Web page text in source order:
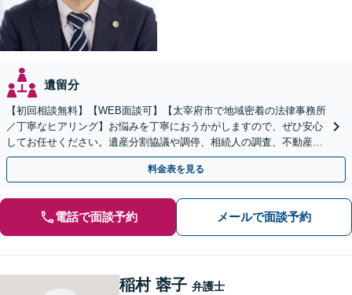
遺留分
【初回相談無料】【WEB面談可】【太宰府市で地域密着の法律事務所
／丁寧なヒアリング】お悩みを丁寧におうかがしますので、ぜひ安心
してお任せください。遺産分割協議や調停、相続人の調査、不動産相
続、使い込み・寄与分など、幅広く対応
料金表を見る
電話で面談予約 メールで面談予約
稲村 蓉子 弁護士